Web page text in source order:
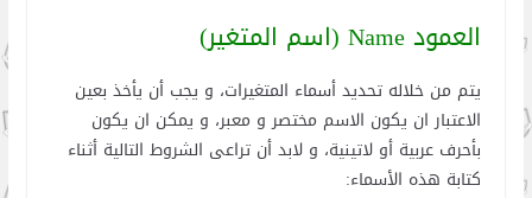
العمود Name (اسم المتغير)
يتم من خلاله تحديد أسماء المتغيرات، و يجب أن يأخذ بعين
الاعتبار ان يكون الاسم مختصر و معبر، و يمكن ان يكون
بأحرف عربية أو لاتينية، و لابد أن تراعى الشروط التالية أثناء
كتابة هذه الأسماء: